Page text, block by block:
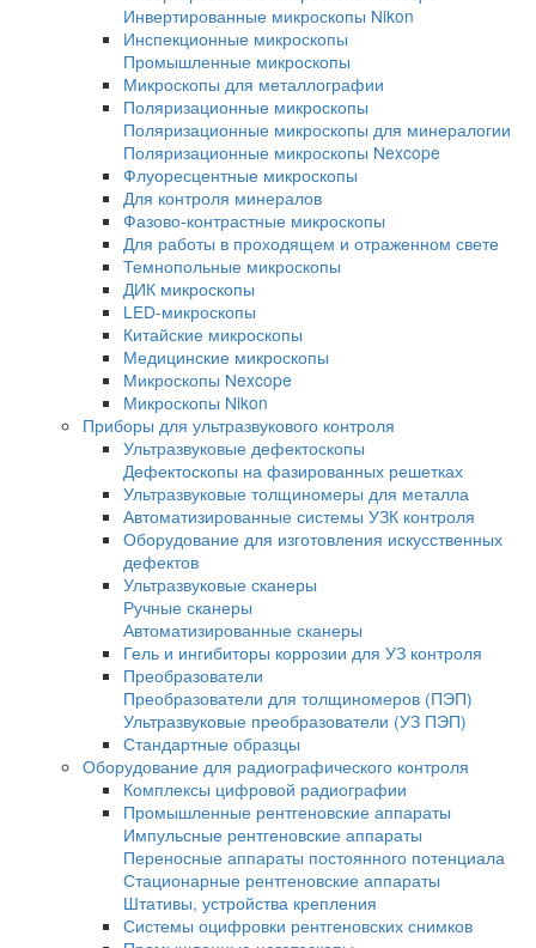
Лабораторные и промышленные микроскопы
Промышленные микроскопы
Прямые микроскопы
Прямые микроскопы для светлого поля
Прямые микроскопы Nexcope
Прямые микроскопы Nikon
Лабораторные микроскопы
Стереомикроскопы
Лабораторные стереомикроскопы
Стереомикроскопы Nexcope
Стереомикроскопы Nikon
Сканирующие электронные микроскопы
Инвертированные микроскопы
Инвертированные микроскопы Nexcope
Инвертированные микроскопы Nikon
Инспекционные микроскопы
Промышленные микроскопы
Микроскопы для металлографии
Поляризационные микроскопы
Поляризационные микроскопы для
Поляризационные микроскопы Nexcope
Флуоресцентные микроскопы
Для контроля минералов
Фазово-контрастные микроскопы
Для работы в проходящем и отраженном
Темнопольные микроскопы
ДИК микроскопы
LED-микроскопы
Китайские микроскопы
Медицинские микроскопы
Микроскопы Nexcope
Микроскопы Nikon
Приборы для ультразвукового контроля
Ультразвуковые дефектоскопы
Дефектоскопы на фазированных